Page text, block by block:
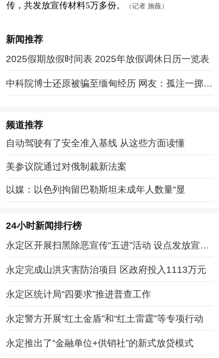
传，共发放宣传材料5万多份。
（记者 施薇）
新闻推荐
2025假期放假时间表 2025年放假调休日历一览表
中科院博士还原被骗至缅甸经历 网友：孤注一掷现
实版
频道推荐
自动驾驶有了安全准入基线 从这些方面读懂
美参议院通过对俄制裁新法案
以媒：以色列拘留巴勒斯坦未成年人数量“显
24小时新闻排行榜
永定区开展扫黑除恶宣传“五进”活动 设点发放宣传
单
永定完成山洪灾害防治项目 区政府投入1113万元
永定区统计局“四要求”推进普查工作
永定警方开展“红土金盾”和“红土雷霆”等专项行动
永定推出了“金融单位+供销社”的新式放贷模式